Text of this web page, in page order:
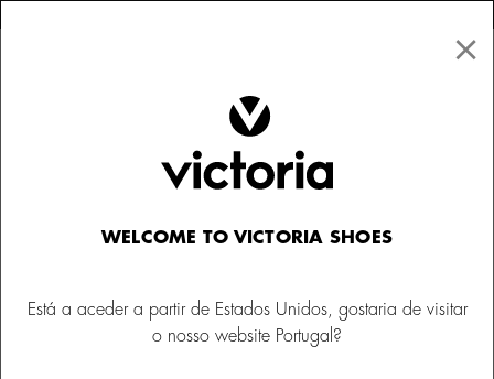
×
WELCOME TO VICTORIA SHOES
Está a aceder a partir de Estados Unidos, gostaria de visitar
o nosso website Portugal?